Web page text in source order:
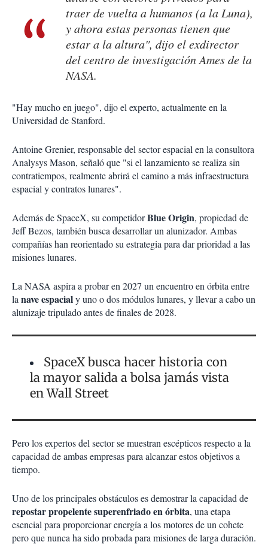
traer de vuelta a humanos (a la Luna),
y ahora estas personas tienen que
estar a la altura", dijo el exdirector
del centro de investigación Ames de la
NASA.
"Hay mucho en juego", dijo el experto, actualmente en la
Universidad de Stanford.
Antoine Grenier, responsable del sector espacial en la consultora
Analysys Mason, señaló que "si el lanzamiento se realiza sin
contratiempos, realmente abrirá el camino a más infraestructura
espacial y contratos lunares".
Además de SpaceX, su competidorBlue Origin, propiedad de
Jeff Bezos, también busca desarrollar un alunizador. Ambas
compañías han reorientado su estrategia para dar prioridad a las
misiones lunares.
La NASA aspira a probar en 2027 un encuentro en órbita entre
lanave espacialy uno o dos módulos lunares, y llevar a cabo un
alunizaje tripulado antes de finales de 2028.
SpaceX busca hacer historia con
la mayor salida a bolsa jamás vista
en Wall Street
Pero los expertos del sector se muestran escépticos respecto a la
capacidad de ambas empresas para alcanzar estos objetivos a
tiempo.
Uno de los principales obstáculos es demostrar la capacidad de
repostar propelente superenfriado en órbita, una etapa
esencial para proporcionar energía a los motores de un cohete
pero que nunca ha sido probada para misiones de larga duración.